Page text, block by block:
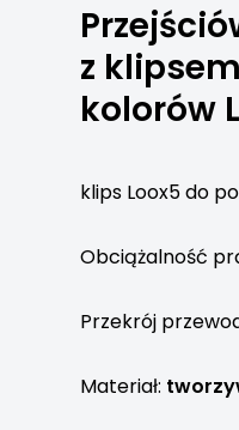
z
kolorów
klips Loox5 do
Obciążalność
Przekrój
Materiał: